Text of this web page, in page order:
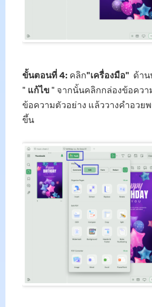
ขั้นตอนที่ 4: คลิก"เครื่องมือ" ด้าน
" แก้ไข" จากนั้นคลิกกล่องข้อควา
ข้อความตัวอย่าง แล้ววางคำอวย
ขึ้น